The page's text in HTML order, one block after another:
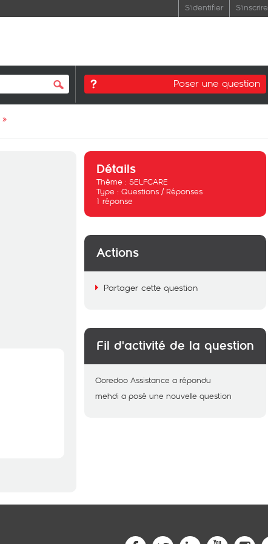
S'identifier S'inscrire
Poser une question
»
Détails
Thème : SELFCARE
Type : Questions / Réponses
1 réponse
Actions
Partager cette question
Fil d'activité de la question
Ooredoo Assistance a répondu
mehdi a posé une nouvelle question